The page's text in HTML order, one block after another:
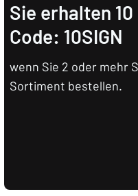
Sie erhalten
Code: 10SIGN
wenn Sie 2 oder mehr
Sortiment bestellen.